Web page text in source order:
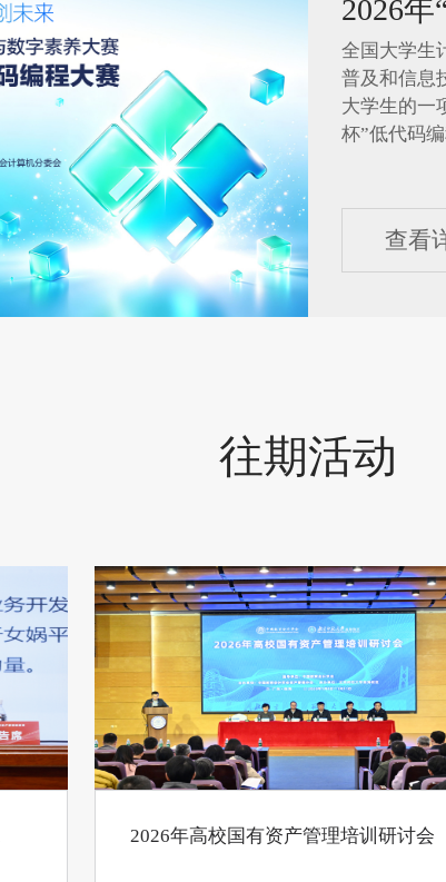
2026
全国大学生
普及和信息
大学生的一
杯”低代码
查看
往期活动
2026年高校国有资产管理培训研讨会